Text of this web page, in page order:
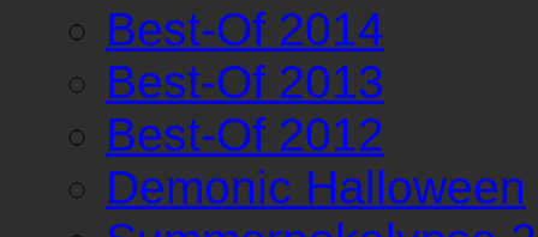
Best-Of 2014
Best-Of 2013
Best-Of 2012
Demonic Halloween